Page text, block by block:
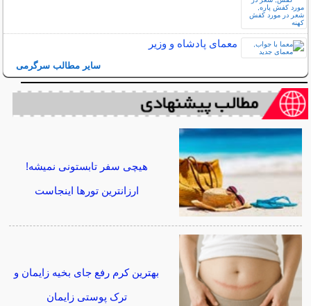
معمای پادشاه و وزیر
سایر مطالب سرگرمی
هیچی سفر تابستونی نمیشه!
ارزانترین تورها اینجاست
بهترین کرم رفع جای بخیه زایمان و
ترک پوستی زایمان